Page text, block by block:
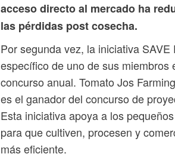
acceso directo al mercado ha
las pérdidas post cosecha.
Por segunda vez, la iniciativa
específico de uno de sus miembros
concurso anual. Tomato Jos
es el ganador del concurso de
Esta iniciativa apoya a los
para que cultiven, procesen y
más eficiente.